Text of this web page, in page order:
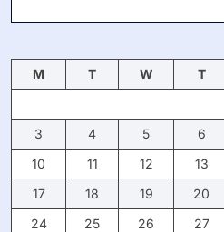
M T W T
3
4 5 6
10
11 12 13
17
18 19 20
24
25 26 27